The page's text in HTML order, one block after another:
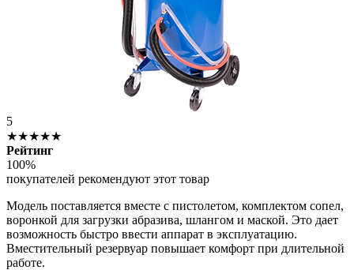
5
★★★★★
Рейтинг
100%
покупателей рекомендуют этот товар
Модель поставляется вместе с пистолетом, комплектом сопел,
воронкой для загрузки абразива, шлангом и маской. Это дает
возможность быстро ввести аппарат в эксплуатацию.
Вместительный резервуар повышает комфорт при длительной
работе.